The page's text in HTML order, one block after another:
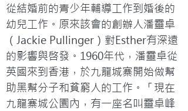
從結婚前的青少年輔導工作到婚後的
幼兒工作。原來該會的創辦人潘靈卓
（Jackie Pullinger）對Esther有深遠
的影響與啓發。1960年代，潘靈卓從
英國來到香港，於九龍城寨開始做幫
助黑幫分子和貧窮人的工作。「現在
九龍寨城公園內，有一座名叫靈卓峰